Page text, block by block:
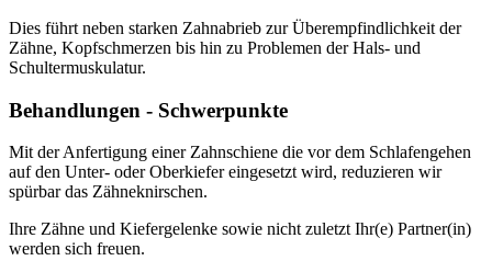
Dies führt neben starken Zahnabrieb zur Überempfindlichkeit der
Zähne, Kopfschmerzen bis hin zu Problemen der Hals- und
Schultermuskulatur.
Behandlungen - Schwerpunkte
Mit der Anfertigung einer Zahnschiene die vor dem Schlafengehen
auf den Unter- oder Oberkiefer eingesetzt wird, reduzieren wir
spürbar das Zähneknirschen.
Ihre Zähne und Kiefergelenke sowie nicht zuletzt Ihr(e) Partner(in)
werden sich freuen.